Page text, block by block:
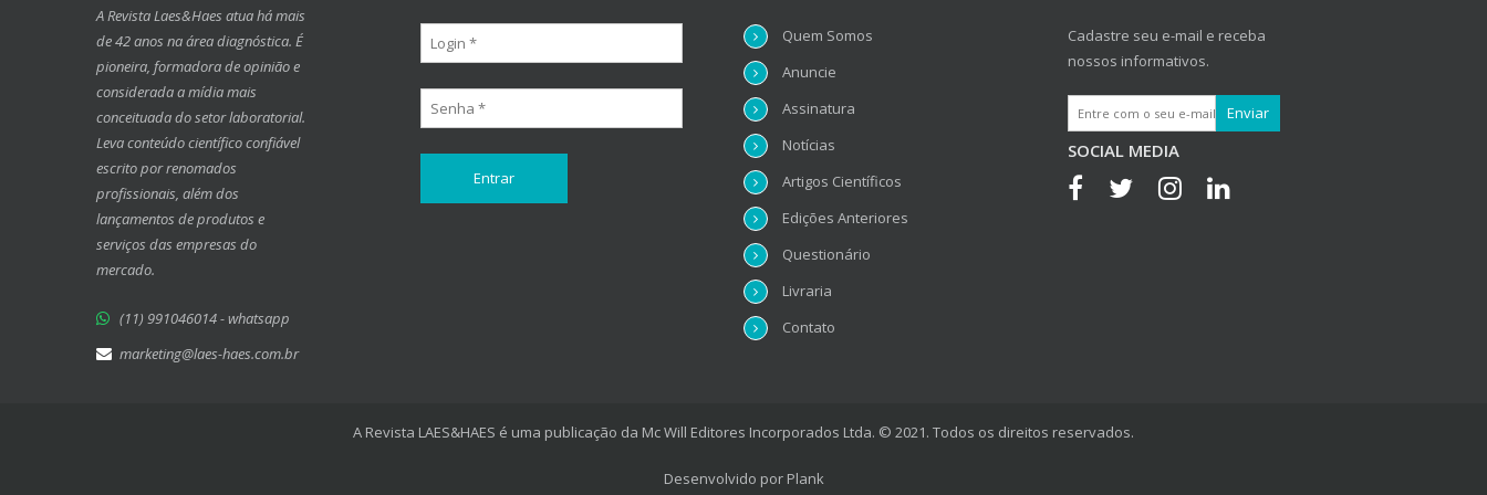
A Revista Laes&Haes atua há mais
de 42 anos na área diagnóstica. É
pioneira, formadora de opinião e
considerada a mídia mais
conceituada do setor laboratorial.
Leva conteúdo científico confiável
escrito por renomados
profissionais, além dos
lançamentos de produtos e
serviços das empresas do
mercado.
(11) 991046014 - whatsapp
marketing@laes-haes.com.br
Quem Somos
Anuncie
Assinatura
Notícias
Artigos Científicos
Edições Anteriores
Questionário
Livraria
Contato
Cadastre seu e-mail e receba
nossos informativos.
SOCIAL MEDIA
A Revista LAES&HAES é uma publicação da Mc Will Editores Incorporados Ltda. © 2021. Todos os direitos reservados.
Desenvolvido por Plank